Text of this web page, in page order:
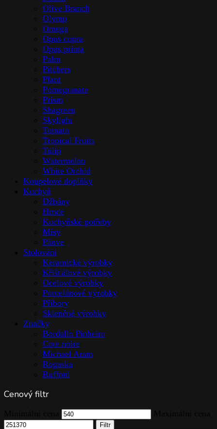
Olive Branch
Olymp
Omega
Opus cupra
Opus prima
Palm
Pitchers
Plant
Pomegranate
Prism
Shagreen
Skylight
Tomato
Tropical Fruits
Tulip
Watermelon
White Orchid
Koupelové doplňky
Kuchyň
Džbány
Hrnce
Kuchyňské potřeby
Mísy
Pánve
Stolováni
Keramické výrobky
Křišťálové výrobky
Ocelové výrobky
Porcelánové výrobky
Příbory
Skleněné výrobky
Značky
Bordallo Pinheiro
Cote noire
Michael Aram
Rogaska
Ruffoni
Cenový filtr
Filtr